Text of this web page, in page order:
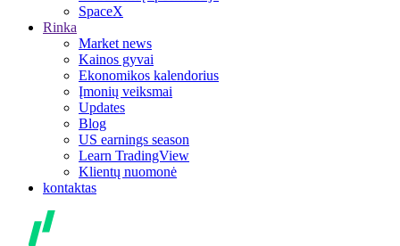
SpaceX
Rinka
Market news
Kainos gyvai
Ekonomikos kalendorius
Įmonių veiksmai
Updates
Blog
US earnings season
Learn TradingView
Klientų nuomonė
kontaktas